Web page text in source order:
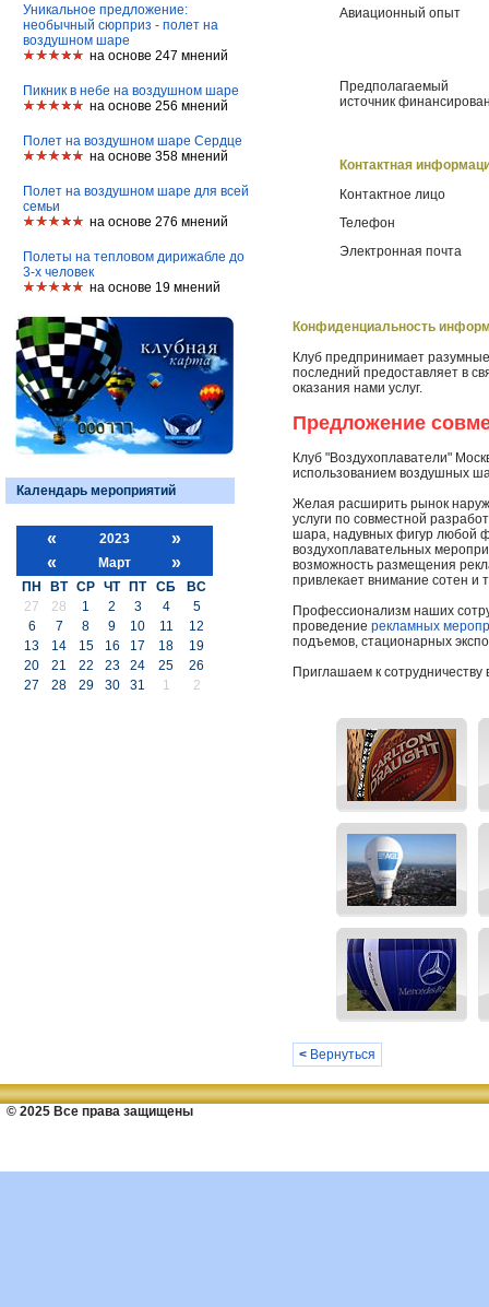
Уникальное предложение:
необычный сюрприз - полет на
воздушном шаре
на основе 247 мнений
Пикник в небе на воздушном шаре
на основе 256 мнений
Полет на воздушном шаре Сердце
на основе 358 мнений
Полет на воздушном шаре для всей
семьи
на основе 276 мнений
Полеты на тепловом дирижабле до
3-х человек
на основе 19 мнений
Календарь мероприятий
« 2023
»
«
Март »
ПН ВТ СР ЧТ ПТ СБ
ВС
27
28 1 2 3 4
5
6
7 8 9 10 11
12
13
14 15 16 17 18
19
20
21 22 23 24 25
26
27
28 29 30 31 1 2
Авиационный опыт
Предполагаемый
источник
Контактная
Контактное лицо
Телефон
Электронная почта
Конфиденциальность
Клуб предпринимает
последний предоставляет в
оказания нами услуг.
Предложение
Клуб "Воздухоплаватели"
использованием воздушных
Желая расширить рынок
услуги по совместной
шара, надувных фигур любой
воздухоплавательных
возможность размещения
привлекает внимание сотен и
Профессионализм наших
проведение рекламных
подъемов, стационарных
Приглашаем к
< Вернуться
© 2025 Все права защищены